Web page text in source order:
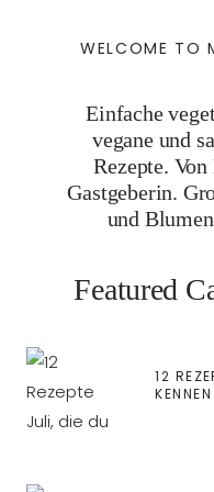
WELCOME TO
Einfache
vegane und
Rezepte. Von
Gastgeberin.
und
Featured
12